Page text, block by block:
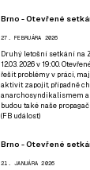
Brno - Otevřené
27. FEBRUÁRA 2026
Druhý letošní setkání na
12.03. 2026 v 19:00.
řešit problémy v práci,
aktivit zapojit, případně
anarchosyndikalismem
budou také naše
(FB událost)
Brno - Otevřené
21. JANUÁRA 2026